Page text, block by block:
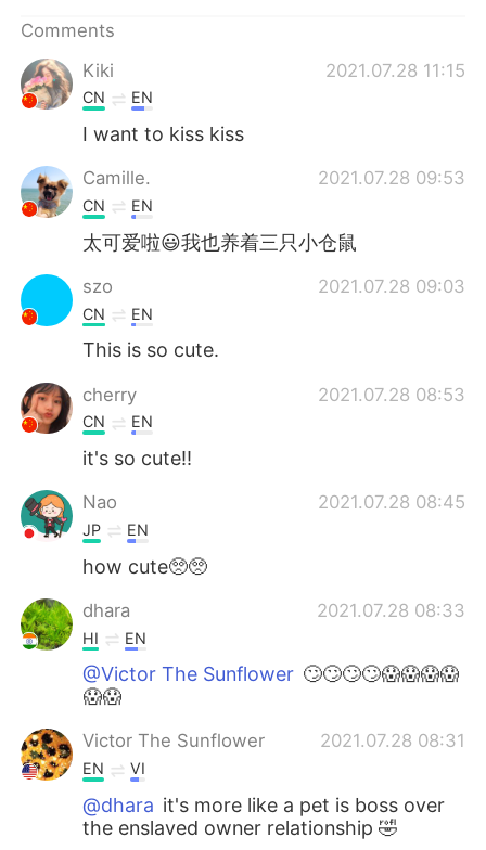
Português
Comments
Kiki
2021.07.28 11:15
CN EN
I want to kiss kiss
Camille. 2021.07.28 09:53
CN EN
太可爱啦😃我也养着三只小仓鼠
szo 2021.07.28 09:03
CN EN
This is so cute.
cherry 2021.07.28 08:53
CN EN
it's so cute!!
Nao 2021.07.28 08:45
JP EN
how cute🥺🥺
dhara 2021.07.28 08:33
HI EN
@Victor The Sunflower 🙄🙄🙄🙄😱😱😱😱
😱😱
Victor The Sunflower 2021.07.28 08:31
EN VI
@dhara it's more like a pet is boss over
the enslaved owner relationship 🤣